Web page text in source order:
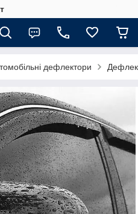
дефлектори